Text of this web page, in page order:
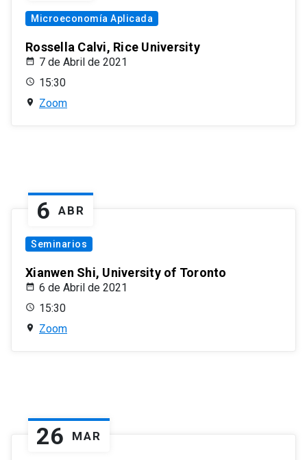
Microeconomía Aplicada
Rossella Calvi, Rice University
7 de Abril de 2021
15:30
Zoom
6 ABR
Seminarios
Xianwen Shi, University of Toronto
6 de Abril de 2021
15:30
Zoom
26 MAR